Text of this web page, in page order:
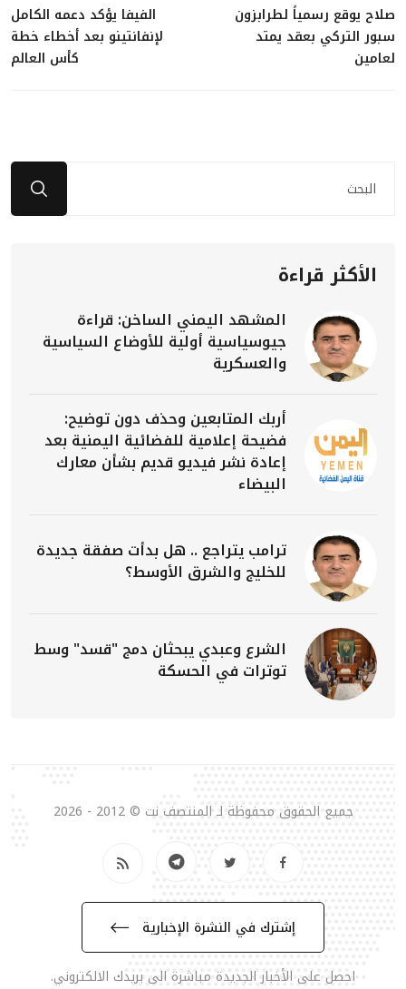
صلاح يوقع رسمياً لطرابزون
سبور التركي بعقد يمتد
لعامين
الفيفا يؤكد دعمه الكامل
لإنفانتينو بعد أخطاء خطة
كأس العالم
الأكثر قراءة
المشهد اليمني الساخن: قراءة
جيوسياسية أولية للأوضاع السياسية
والعسكرية
أربك المتابعين وحذف دون توضيح:
فضيحة إعلامية للفضائية اليمنية بعد
إعادة نشر فيديو قديم بشأن معارك
البيضاء
ترامب يتراجع .. هل بدأت صفقة جديدة
للخليج والشرق الأوسط؟
الشرع وعبدي يبحثان دمج "قسد" وسط
توترات في الحسكة
جميع الحقوق محفوظة لـ المنتصف نت © 2012 - 2026
إشترك في النشرة الإخبارية
احصل على الأخبار الجديدة مباشرة الى بريدك الالكتروني.